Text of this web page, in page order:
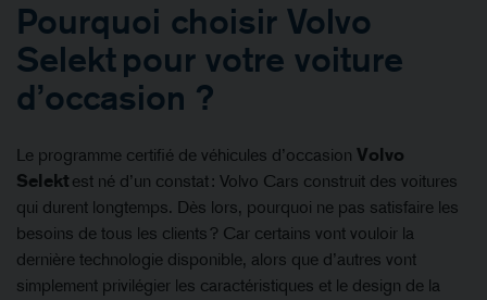
Pourquoi choisir Volvo
Selekt pour votre voiture
d’occasion ?
Le programme certifié de véhicules d’occasion Volvo
Selekt est né d’un constat : Volvo Cars construit des voitures
qui durent longtemps. Dès lors, pourquoi ne pas satisfaire les
besoins de tous les clients ? Car certains vont vouloir la
dernière technologie disponible, alors que d’autres vont
simplement privilégier les caractéristiques et le design de la